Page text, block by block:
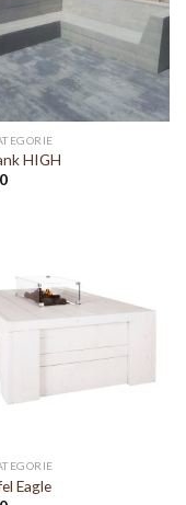
HIGH
Eagle